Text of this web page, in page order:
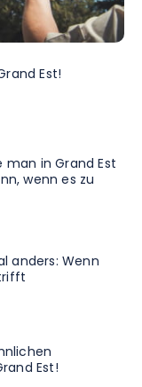
Est!
man in Grand Est
wenn es zu
anders: Wenn
Est!